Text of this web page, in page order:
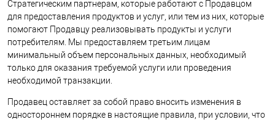
Стратегическим партнерам, которые работают с Продавцом
для предоставления продуктов и услуг, или тем из них, которые
помогают Продавцу реализовывать продукты и услуги
потребителям. Мы предоставляем третьим лицам
минимальный объем персональных данных, необходимый
только для оказания требуемой услуги или проведения
необходимой транзакции.
Продавец оставляет за собой право вносить изменения в
одностороннем порядке в настоящие правила, при условии, что